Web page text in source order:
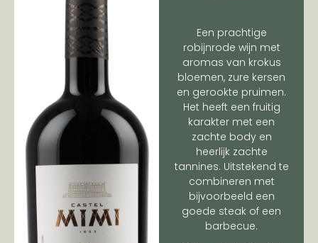
Een prachtige
robijnrode wijn met
aromas van krokus
bloemen, zure kersen
en gerookte pruimen.
Het heeft een fruitig
karakter met een
zachte body en
heerlijk zachte
tannines. Uitstekend te
combineren met
bijvoorbeeld een
goede steak of een
barbecue.